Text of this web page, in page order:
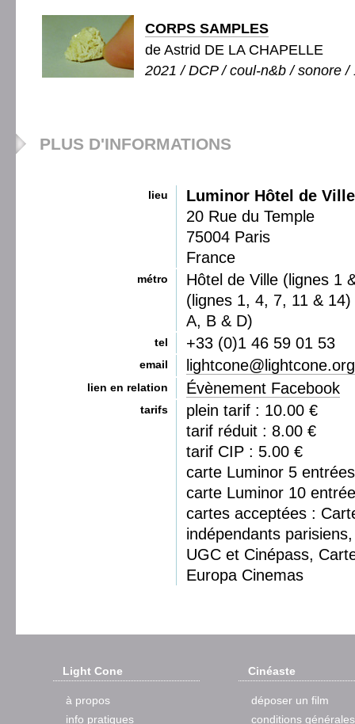
CORPS SAMPLES
de Astrid DE LA CHAPELLE
2021 / DCP / coul-n&b / sonore /
PLUS D'INFORMATIONS
lieu
Luminor Hôtel de Ville
20 Rue du Temple
75004 Paris
France
métro
Hôtel de Ville (lignes 1
(lignes 1, 4, 7, 11 &
A, B & D)
tel +33 (0)1 46 59 01 53
email lightcone@lightcone.org
lien en relation Évènement Facebook
tarifs
plein tarif : 10.00 €
tarif réduit : 8.00 €
tarif CIP : 5.00 €
carte Luminor 5
carte Luminor 10
cartes acceptées :
indépendants
UGC et Cinépass,
Europa Cinemas
Light Cone
à propos
info pratiques
Cinéaste
déposer un film
conditions générales